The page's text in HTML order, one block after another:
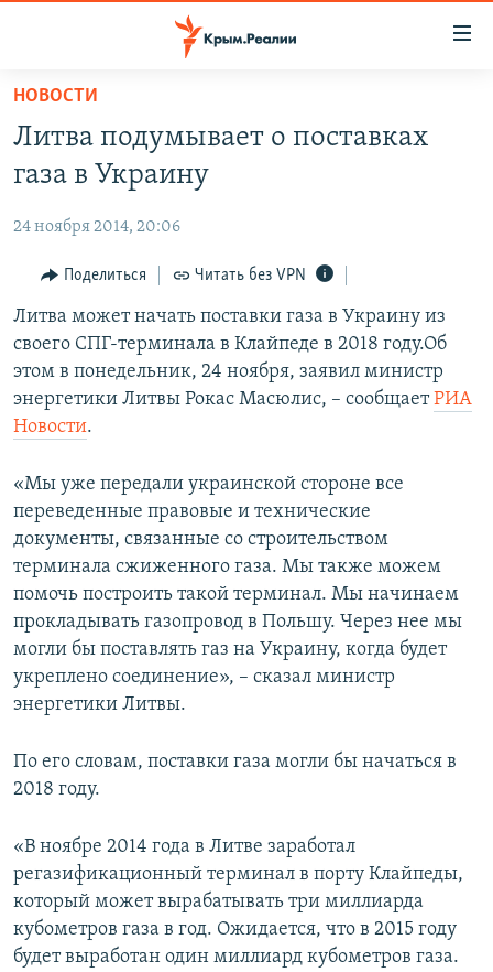
Вернуться
основному
содержанию
навигации
Вернутся
поиску
СПЕЦПРОЕКТЫ
КАРТА ВОЕННЫХ ОБЪЕКТОВ КРЫМА
11 ЛЕТ ОККУПАЦИИ КРЫМА. 11 ИСТОРИЙ СОПРОТИВЛЕНИЯ
ИСТОРИЯ
ЕЩЕ
ИНТЕРАКТИВ
ТЕЛЕПРОЕКТ КРЫМ.РЕАЛИИ
СОВЕТЫ ПРАВОЗАЩИТНИКОВ
ПРОПАВШИЕ БЕЗ ВЕСТИ
ПОБЕДИТЕЛЕЙ НЕ СУДЯТ?
КРЫМ.НЕПОКОРЕННЫЙ
ELIFBE
УКРАИНСКАЯ ПРОБЛЕМА КРЫМА
РАДІО СВОБОДА
КАК ОБОЙТИ БЛОКИРОВКУ
Українською
ПРИСОЕДИНЯЙТЕСЬ!
НОВОСТИ
Литва подумывает о поставках
газа в Украину
24 ноября 2014, 20:06
Поделиться Читать без VPN
Литва может начать поставки газа в Украину из
своего СПГ-терминала в Клайпеде в 2018 году.Об
этом в понедельник, 24 ноября, заявил министр
энергетики Литвы Рокас Масюлис, – сообщаетРИА
Новости.
«Мы уже передали украинской стороне все
переведенные правовые и технические
документы, связанные со строительством
терминала сжиженного газа. Мы также можем
помочь построить такой терминал. Мы начинаем
прокладывать газопровод в Польшу. Через нее мы
могли бы поставлять газ на Украину, когда будет
укреплено соединение», – сказал министр
энергетики Литвы.
По его словам, поставки газа могли бы начаться в
2018 году.
«В ноябре 2014 года в Литве заработал
регазификационный терминал в порту Клайпеды,
который может вырабатывать три миллиарда
кубометров газа в год. Ожидается, что в 2015 году
будет выработан один миллиард кубометров газа.